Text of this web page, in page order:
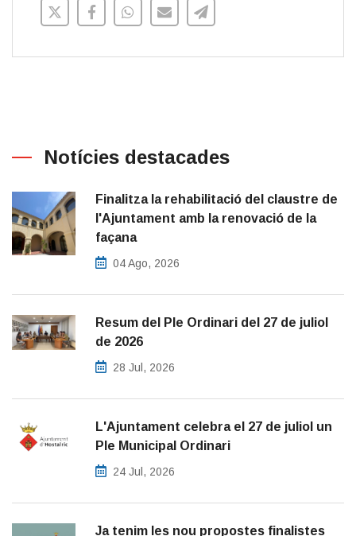
Notícies destacades
Finalitza la rehabilitació del claustre de
l'Ajuntament amb la renovació de la
façana
04 Ago, 2026
Resum del Ple Ordinari del 27 de juliol
de 2026
28 Jul, 2026
L'Ajuntament celebra el 27 de juliol un
Ple Municipal Ordinari
24 Jul, 2026
Ja tenim les nou propostes finalistes